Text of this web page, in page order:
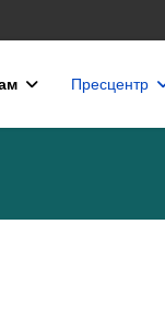
Пресцентр